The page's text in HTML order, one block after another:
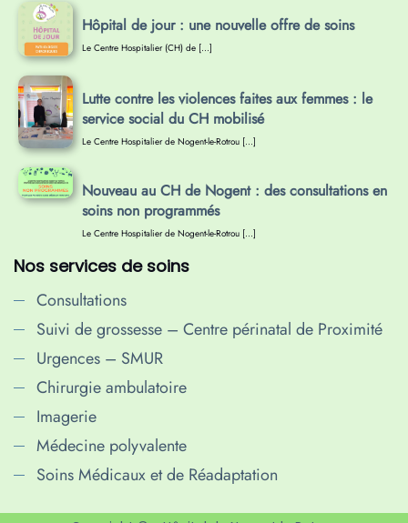
Hôpital de jour : une nouvelle offre de soins
Le Centre Hospitalier (CH) de […]
Lutte contre les violences faites aux femmes : le
service social du CH mobilisé
Le Centre Hospitalier de Nogent-le-Rotrou […]
Nouveau au CH de Nogent : des consultations en
soins non programmés
Le Centre Hospitalier de Nogent-le-Rotrou […]
Nos services de soins
Consultations
Suivi de grossesse – Centre périnatal de Proximité
Urgences – SMUR
Chirurgie ambulatoire
Imagerie
Médecine polyvalente
Soins Médicaux et de Réadaptation